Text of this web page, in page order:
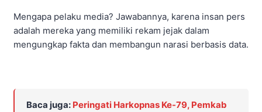
Mengapa pelaku media? Jawabannya, karena insan pers
adalah mereka yang memiliki rekam jejak dalam
mengungkap fakta dan membangun narasi berbasis data.
Baca juga: Peringati Harkopnas Ke-79, Pemkab